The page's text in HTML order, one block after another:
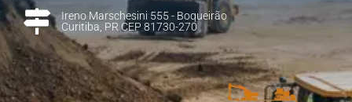
Ireno Marschesini 555 - Boqueirão
Curitiba, PR CEP 81730-270